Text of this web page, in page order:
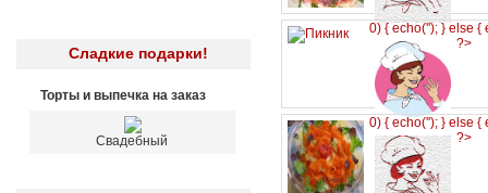
Сладкие подарки!
Торты и выпечка на заказ
Свадебный
0) { echo(''); } else {
?>
0) { echo(''); } else {
?>